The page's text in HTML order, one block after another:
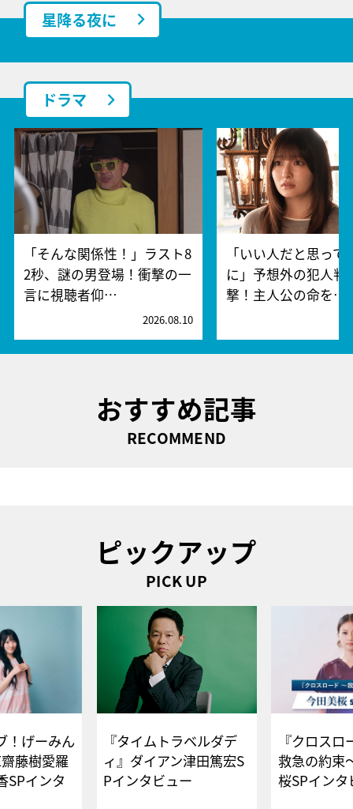
星降る夜に
ドラマ
「そんな関係性！」ラスト8
2秒、謎の男登場！衝撃の一
言に視聴者仰…
2026.08.10
「いい人だと思って
に」予想外の犯人判
撃！主人公の命を…
おすすめ記事
RECOMMEND
ピックアップ
PICK UP
！げーみん
藤樹愛羅
SPインタ
『タイムトラベルダデ
ィ』ダイアン津田篤宏S
Pインタビュー
『クロス
救急の約束
桜SPイ